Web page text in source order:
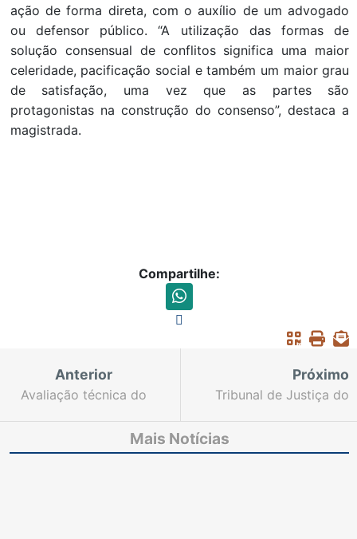
ação de forma direta, com o auxílio de um advogado
ou defensor público. “A utilização das formas de
solução consensual de conflitos significa uma maior
celeridade, pacificação social e também um maior grau
de satisfação, uma vez que as partes são
protagonistas na construção do consenso”, destaca a
magistrada.
Compartilhe:
Anterior
Avaliação técnica do
Promojud do TJCE vem
se desenvolvendo de
Próximo
Tribunal de Justiça do
registra aumento de
Mais Notícias